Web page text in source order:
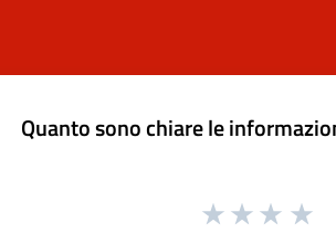
Quanto sono chiare le